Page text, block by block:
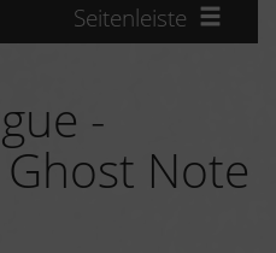
Seitenleiste
-
Note